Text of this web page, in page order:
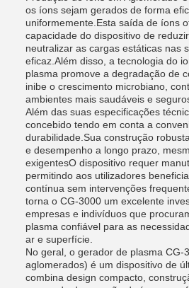
os íons sejam gerados de forma
uniformemente.Esta saída de íons
capacidade do dispositivo de
neutralizar as cargas estáticas nas
eficaz.Além disso, a tecnologia do
plasma promove a degradação de
inibe o crescimento microbiano,
ambientes mais saudáveis e
Além das suas especificações
concebido tendo em conta a
durabilidade.Sua construção
e desempenho a longo prazo,
exigentesO dispositivo requer
permitindo aos utilizadores
contínua sem intervenções
torna o CG-3000 um excelente
empresas e indivíduos que
plasma confiável para as
ar e superfície.
No geral, o gerador de plasma CG-
aglomerados) é um dispositivo de
combina design compacto,